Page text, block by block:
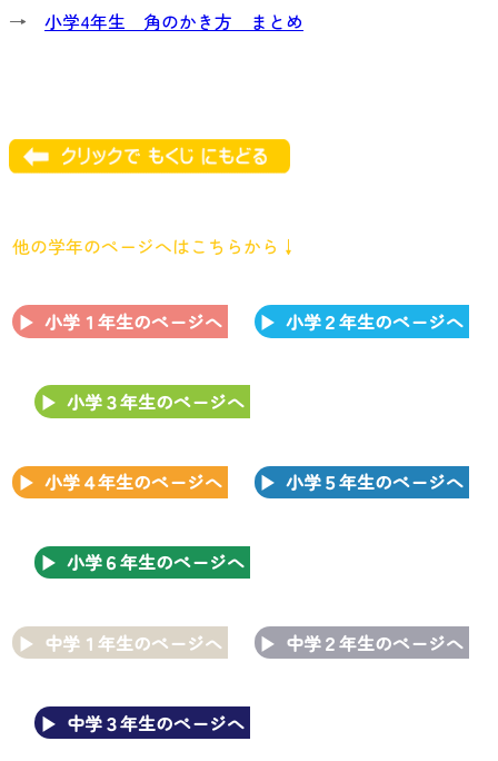
→ 小学4年生 角のかき方 まとめ
他の学年のページへはこちらから↓
小学１年生のページへ 小学２年生のページへ
小学３年生のページへ
小学４年生のページへ 小学５年生のページへ
小学６年生のページへ
中学１年生のページへ 中学２年生のページへ
中学３年生のページへ